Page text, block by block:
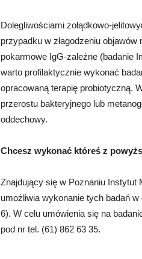
Dolegliwościami żołądkowo-
przypadku w złagodzeniu
pokarmowe IgG-zależne (badanie
warto profilaktycznie wykonać
opracowaną terapię probiotyczną.
przerostu bakteryjnego lub
oddechowy.
Chcesz wykonać któreś z
Znajdujący się w Poznaniu Instytut
umożliwia wykonanie tych badań
6). W celu umówienia się na
pod nr tel. (61) 862 63 35.